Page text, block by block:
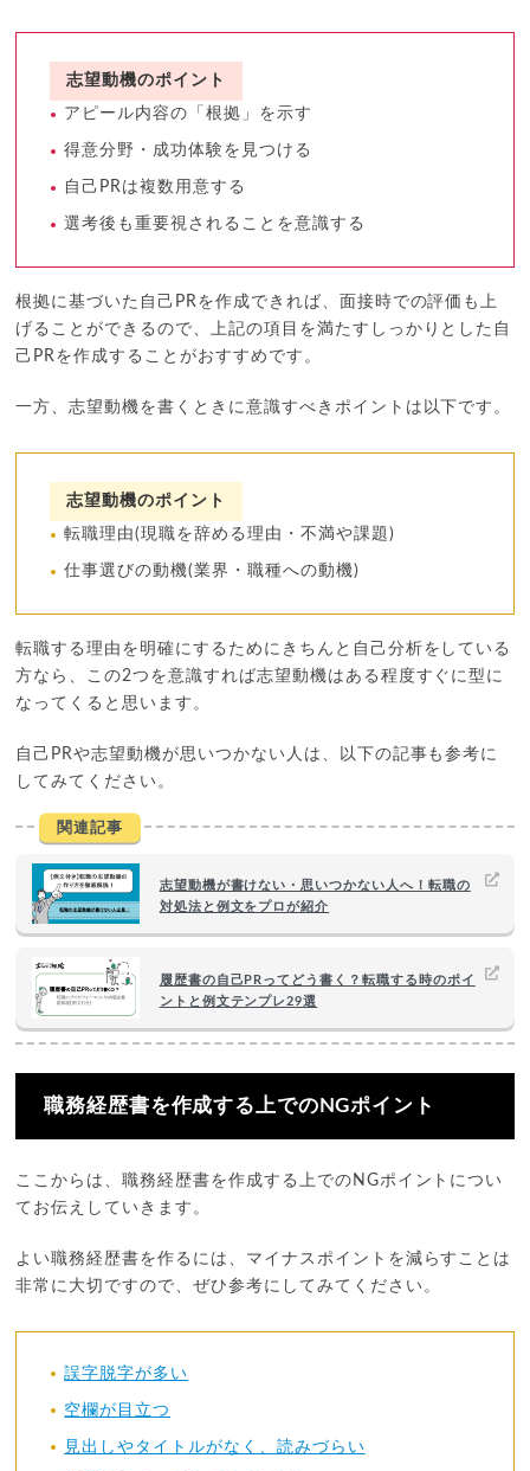
志望動機のポイント
アピール内容の「根拠」を示す
得意分野・成功体験を見つける
自己PRは複数用意する
選考後も重要視されることを意識する
根拠に基づいた自己PRを作成できれば、面接時での評価も上
げることができるので、上記の項目を満たすしっかりとした自
己PRを作成することがおすすめです。
一方、志望動機を書くときに意識すべきポイントは以下です。
志望動機のポイント
転職理由(現職を辞める理由・不満や課題)
仕事選びの動機(業界・職種への動機)
転職する理由を明確にするためにきちんと自己分析をしている
方なら、この2つを意識すれば志望動機はある程度すぐに型に
なってくると思います。
自己PRや志望動機が思いつかない人は、以下の記事も参考に
してみてください。
関連記事
志望動機が書けない・思いつかない人へ！転職の
対処法と例文をプロが紹介
履歴書の自己PRってどう書く？転職する時のポイ
ントと例文テンプレ29選
職務経歴書を作成する上でのNGポイント
ここからは、職務経歴書を作成する上でのNGポイントについ
てお伝えしていきます。
よい職務経歴書を作るには、マイナスポイントを減らすことは
非常に大切ですので、ぜひ参考にしてみてください。
誤字脱字が多い
空欄が目立つ
見出しやタイトルがなく、読みづらい